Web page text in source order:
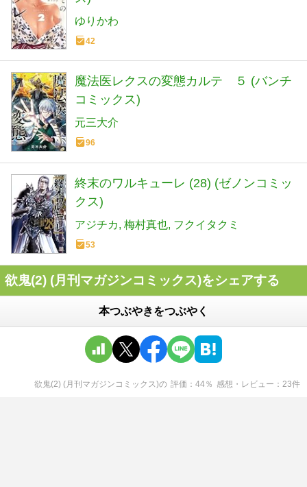
ゆりかわ
42
魔法医レクスの変態カルテ ５ (バンチ
コミックス)
元三大介
96
終末のワルキューレ (28) (ゼノンコミッ
クス)
アジチカ 梅村真也 フクイタクミ
53
欲鬼(2) (月刊マガジンコミックス)をシェアする
本つぶやきをつぶやく
欲鬼(2) (月刊マガジンコミックス)の 評価 44％ 感想・レビュー 23件